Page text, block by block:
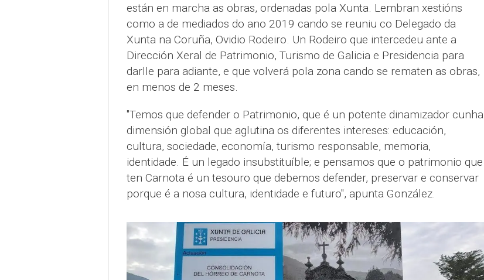
están en marcha as obras, ordenadas pola Xunta. Lembran xestións
como a de mediados do ano 2019 cando se reuniu co Delegado da
Xunta na Coruña, Ovidio Rodeiro. Un Rodeiro que intercedeu ante a
Dirección Xeral de Patrimonio, Turismo de Galicia e Presidencia para
darlle para adiante, e que volverá pola zona cando se rematen as obras,
en menos de 2 meses.
"Temos que defender o Patrimonio, que é un potente dinamizador cunha
dimensión global que aglutina os diferentes intereses: educación,
cultura, sociedade, economía, turismo responsable, memoria,
identidade. É un legado insubstituíble; e pensamos que o patrimonio que
ten Carnota é un tesouro que debemos defender, preservar e conservar
porque é a nosa cultura, identidade e futuro", apunta González.